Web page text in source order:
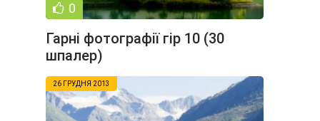
0
Гарні фотографії гір 10 (30
шпалер)
26 ГРУДНЯ 2013